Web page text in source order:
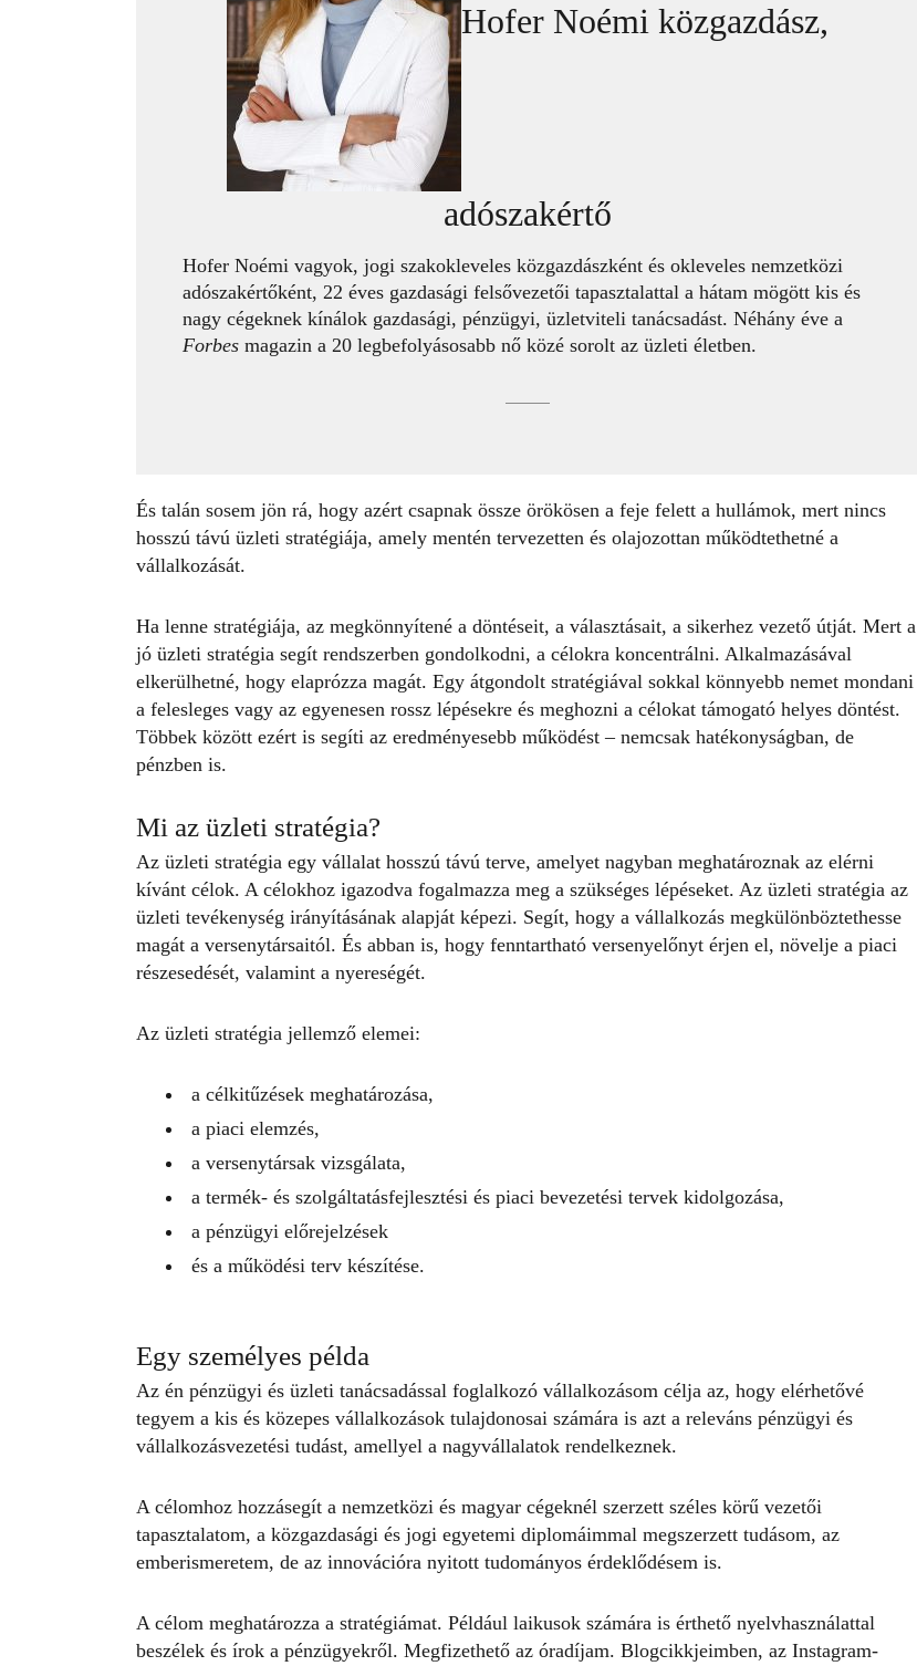
Hofer Noémi közgazdász,
adószakértő
Hofer Noémi vagyok, jogi szakokleveles közgazdászként és okleveles nemzetközi
adószakértőként, 22 éves gazdasági felsővezetői tapasztalattal a hátam mögött kis és
nagy cégeknek kínálok gazdasági, pénzügyi, üzletviteli tanácsadást. Néhány éve a
Forbes magazin a 20 legbefolyásosabb nő közé sorolt az üzleti életben.
És talán sosem jön rá, hogy azért csapnak össze örökösen a feje felett a hullámok, mert nincs
hosszú távú üzleti stratégiája, amely mentén tervezetten és olajozottan működtethetné a
vállalkozását.
Ha lenne stratégiája, az megkönnyítené a döntéseit, a választásait, a sikerhez vezető útját. Mert a
jó üzleti stratégia segít rendszerben gondolkodni, a célokra koncentrálni. Alkalmazásával
elkerülhetné, hogy elaprózza magát. Egy átgondolt stratégiával sokkal könnyebb nemet mondani
a felesleges vagy az egyenesen rossz lépésekre és meghozni a célokat támogató helyes döntést.
Többek között ezért is segíti az eredményesebb működést – nemcsak hatékonyságban, de
pénzben is.
Mi az üzleti stratégia?
Az üzleti stratégia egy vállalat hosszú távú terve, amelyet nagyban meghatároznak az elérni
kívánt célok. A célokhoz igazodva fogalmazza meg a szükséges lépéseket. Az üzleti stratégia az
üzleti tevékenység irányításának alapját képezi. Segít, hogy a vállalkozás megkülönböztethesse
magát a versenytársaitól. És abban is, hogy fenntartható versenyelőnyt érjen el, növelje a piaci
részesedését, valamint a nyereségét.
Az üzleti stratégia jellemző elemei:
a célkitűzések meghatározása,
a piaci elemzés,
a versenytársak vizsgálata,
a termék- és szolgáltatásfejlesztési és piaci bevezetési tervek kidolgozása,
a pénzügyi előrejelzések
és a működési terv készítése.
Egy személyes példa
Az én pénzügyi és üzleti tanácsadással foglalkozó vállalkozásom célja az, hogy elérhetővé
tegyem a kis és közepes vállalkozások tulajdonosai számára is azt a releváns pénzügyi és
vállalkozásvezetési tudást, amellyel a nagyvállalatok rendelkeznek.
A célomhoz hozzásegít a nemzetközi és magyar cégeknél szerzett széles körű vezetői
tapasztalatom, a közgazdasági és jogi egyetemi diplomáimmal megszerzett tudásom, az
emberismeretem, de az innovációra nyitott tudományos érdeklődésem is.
A célom meghatározza a stratégiámat. Például laikusok számára is érthető nyelvhasználattal
beszélek és írok a pénzügyekről. Megfizethető az óradíjam. Blogcikkjeimben, az Instagram-